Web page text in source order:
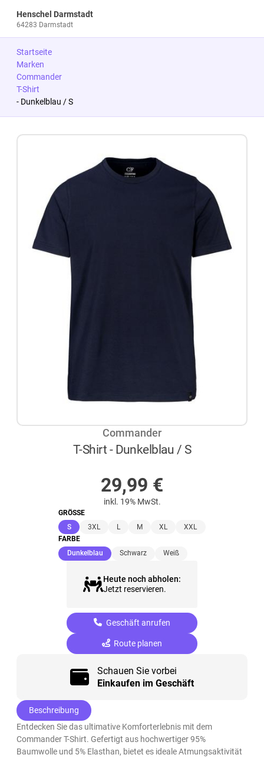
Henschel Darmstadt
64283 Darmstadt
Startseite
Marken
Commander
T-Shirt
- Dunkelblau / S
Commander
T-Shirt - Dunkelblau / S
29,99 €
inkl. 19% MwSt.
GRÖSSE
S(ausgewählt)
3XL L M XL
XXL
FARBE
Dunkelblau(ausgewählt)
Schwarz Weiß
Heute noch abholen:
Jetzt reservieren.
Geschäft anrufen
Route planen
Schauen Sie vorbei
Einkaufen im Geschäft
Beschreibung
Entdecken Sie das ultimative Komforterlebnis mit dem
Commander T-Shirt. Gefertigt aus hochwertiger 95%
Baumwolle und 5% Elasthan, bietet es ideale Atmungsaktivität